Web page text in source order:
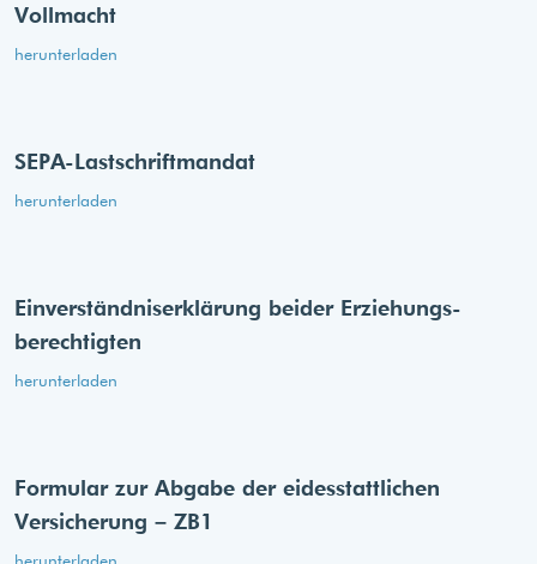
Vollmacht
herunterladen
SEPA-Lastschriftmandat
herunterladen
Einverständnis­erklärung beider Erziehungs­
berechtigten
herunterladen
Formular zur Abgabe der eides­stattlichen
Versicherung – ZB1